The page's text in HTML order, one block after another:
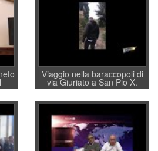
di
Viaggio nella baraccopoli di
via Giuriato a San Pio X.
Vicenza ai Vicentini: “faremo
un regalo di Natale ai
residenti”